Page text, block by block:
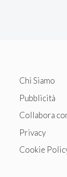
Chi Siamo
Pubblicità
Collabora
Privacy
Cookie